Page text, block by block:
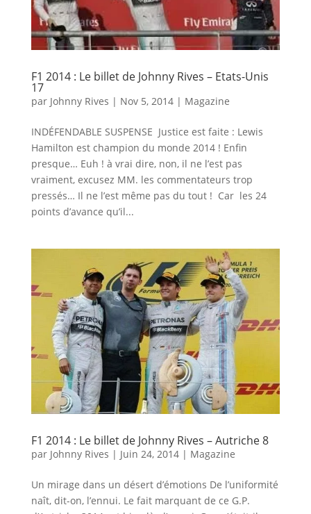
F1 2014 : Le billet de Johnny Rives – Etats-Unis
17
par Johnny Rives | Nov 5, 2014| Magazine
INDÉFENDABLE SUSPENSE Justice est faite : Lewis
Hamilton est champion du monde 2014 ! Enfin
presque… Euh ! à vrai dire, non, il ne l’est pas
vraiment, excusez MM. les commentateurs trop
pressés… Il ne l’est même pas du tout ! Car les 24
points d’avance qu’il...
F1 2014 : Le billet de Johnny Rives – Autriche 8
par Johnny Rives | Juin 24, 2014| Magazine
Un mirage dans un désert d’émotions De l’uniformité
naît, dit-on, l’ennui. Le fait marquant de ce G.P.